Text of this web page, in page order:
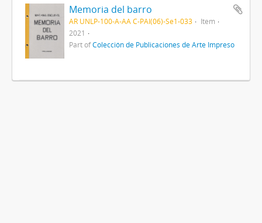
Memoria del barro
AR UNLP-100-A-AA C-PAI(06)-Se1-033
Item
2021
Part ofColección de Publicaciones de Arte Impreso